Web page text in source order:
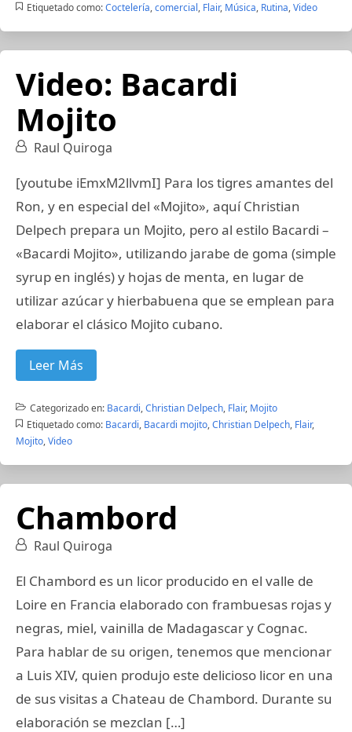
Etiquetado como: Coctelería,comercial, Flair, Música, Rutina,Video
Video: Bacardi
Mojito
Raul Quiroga
[youtube iEmxM2llvmI] Para los tigres amantes del
Ron, y en especial del «Mojito», aquí Christian
Delpech prepara un Mojito, pero al estilo Bacardi –
«Bacardi Mojito», utilizando jarabe de goma (simple
syrup en inglés) y hojas de menta, en lugar de
utilizar azúcar y hierbabuena que se emplean para
elaborar el clásico Mojito cubano.
Leer Más
Categorizado en: Bacardi,Christian Delpech, Flair, Mojito
Etiquetado como: Bacardi, Bacardi mojito,Christian Delpech, Flair,
Mojito,Video
Chambord
Raul Quiroga
El Chambord es un licor producido en el valle de
Loire en Francia elaborado con frambuesas rojas y
negras, miel, vainilla de Madagascar y Cognac.
Para hablar de su origen, tenemos que mencionar
a Luis XIV, quien produjo este delicioso licor en una
de sus visitas a Chateau de Chambord. Durante su
elaboración se mezclan […]